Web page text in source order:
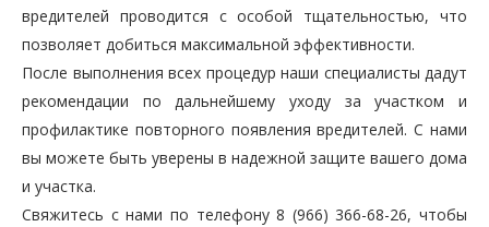
вредителей проводится с особой тщательностью, что
позволяет добиться максимальной эффективности.
После выполнения всех процедур наши специалисты дадут
рекомендации по дальнейшему уходу за участком и
профилактике повторного появления вредителей. С нами
вы можете быть уверены в надежной защите вашего дома
и участка.
Свяжитесь с нами по телефону 8 (966) 366-68-26, чтобы